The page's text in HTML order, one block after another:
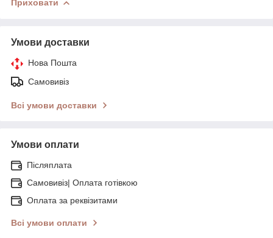
Приховати
Умови доставки
Нова Пошта
Самовивіз
Всі умови доставки
Умови оплати
Післяплата
Самовивіз| Оплата готівкою
Оплата за реквізитами
Всі умови оплати